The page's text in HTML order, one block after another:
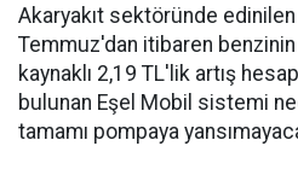
Akaryakıt sektöründe
Temmuz'dan itibaren
kaynaklı 2,19 TL'lik artış
bulunan Eşel Mobil sistemi
tamamı pompaya